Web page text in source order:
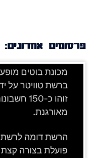
פרסומים אחרונים: